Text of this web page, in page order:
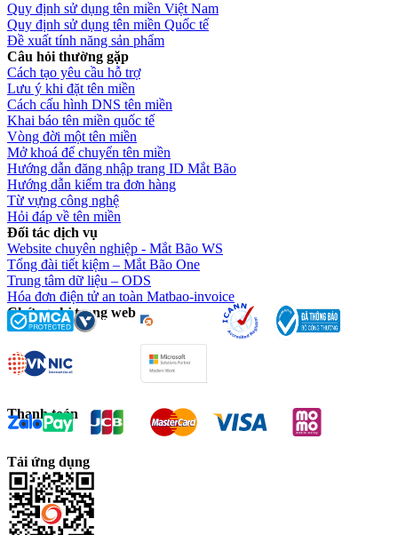
Quy định sử dụng tên miền Việt Nam
Quy định sử dụng tên miền Quốc tế
Đề xuất tính năng sản phẩm
Câu hỏi thường gặp
Cách tạo yêu cầu hỗ trợ
Lưu ý khi đặt tên miền
Cách cấu hình DNS tên miền
Khai báo tên miền quốc tế
Vòng đời một tên miền
Mở khoá để chuyển tên miền
Hướng dẫn đăng nhập trang ID Mắt Bão
Hướng dẫn kiểm tra đơn hàng
Từ vựng công nghệ
Hỏi đáp về tên miền
Đối tác dịch vụ
Website chuyên nghiệp - Mắt Bão WS
Tổng đài tiết kiệm – Mắt Bão One
Trung tâm dữ liệu – ODS
Hóa đơn điện tử an toàn Matbao-invoice
Chứng chỉ trang web
Thanh toán
Tải ứng dụng